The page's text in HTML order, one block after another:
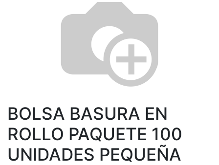
BOLSA BASURA EN
ROLLO PAQUETE 100
UNIDADES PEQUEÑA